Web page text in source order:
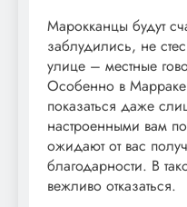
Марокканцы будут
заблудились, не
улице – местные
Особенно в
показаться даже
настроенными вам
ожидают от вас
благодарности. В
вежливо отказаться.